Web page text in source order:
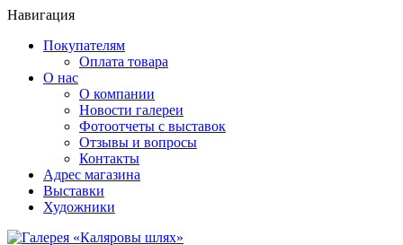
Навигация
Покупателям
Оплата товара
О нас
О компании
Новости галереи
Фотоотчеты с выставок
Отзывы и вопросы
Контакты
Адрес магазина
Выставки
Художники